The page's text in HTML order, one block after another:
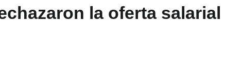
la oferta salarial